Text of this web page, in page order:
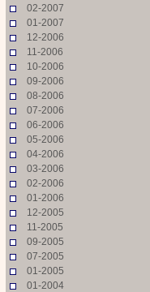
02-2007
01-2007
12-2006
11-2006
10-2006
09-2006
08-2006
07-2006
06-2006
05-2006
04-2006
03-2006
02-2006
01-2006
12-2005
11-2005
09-2005
07-2005
01-2005
01-2004